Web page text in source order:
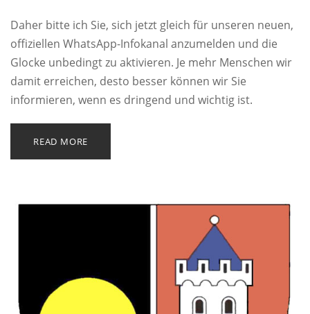
Daher bitte ich Sie, sich jetzt gleich für unseren neuen,
offiziellen WhatsApp-Infokanal anzumelden und die
Glocke unbedingt zu aktivieren. Je mehr Menschen wir
damit erreichen, desto besser können wir Sie
informieren, wenn es dringend und wichtig ist.
READ MORE